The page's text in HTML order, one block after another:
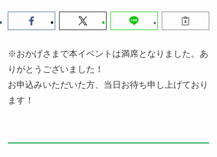
※おかげさまで本イベントは満席となりました。あ
りがとうございました！
お申込みいただいた方、当日お待ち申し上げており
ます！